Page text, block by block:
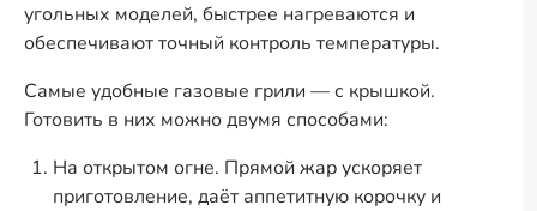
угольных моделей, быстрее нагреваются и
обеспечивают точный контроль температуры.
Самые удобные газовые грили — с крышкой.
Готовить в них можно двумя способами:
На открытом огне. Прямой жар ускоряет
приготовление, даёт аппетитную корочку и